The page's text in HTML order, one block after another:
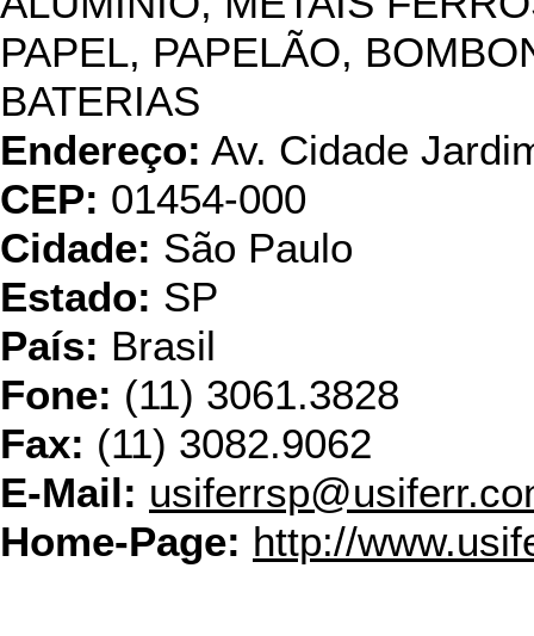
PAPEL, PAPELÃO,
BATERIAS
Endereço: Av. Cidade
CEP: 01454-000
Cidade: São Paulo
Estado: SP
País: Brasil
Fone: (11) 3061.3828
Fax: (11) 3082.9062
E-Mail:
Home-Page: http://